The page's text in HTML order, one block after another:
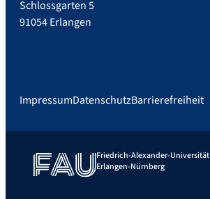
Schlossgarten 5
91054 Erlangen
ImpressumDatenschutzBarrierefreiheit
Friedrich-Alexander-Universität
Erlangen-Nürnberg